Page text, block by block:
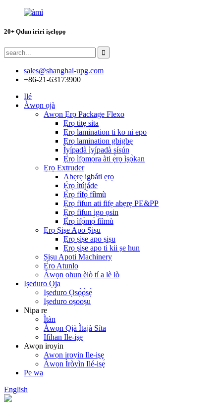
20+ Ọdun iriri iṣelọpọ
sales@shanghai-upg.com
+86-21-63173900
Ilé
Àwọn ọjà
Awọn Ẹrọ Package Flexo
Ẹrọ titẹ sita
Ẹrọ lamination ti ko ni epo
Ẹrọ lamination gbigbẹ
Ìyípadà ìyípadà sísún
Ẹ̀rọ ìfọmọ́ra àti ẹ̀rọ ìṣọ̀kan
Ẹrọ Extruder
Abẹrẹ igbáti ẹrọ
Ẹ̀rọ ìtújáde
Ẹ̀rọ fífọ́ fíìmù
Ẹrọ fifun ati fifẹ abẹrẹ PE&PP
Ẹrọ fifun igo ọsin
Ẹ̀rọ ìfọ́mọ́ fíìmù
Ẹrọ Ṣiṣe Apo Ṣiṣu
Ẹrọ ṣiṣe apo ṣiṣu
Ẹrọ ṣiṣe apo ti kii ṣe hun
Ṣiṣu Apoti Machinery
Ẹ̀rọ Atunlo
Àwọn ohun èlò tí a lè lò
Iṣeduro Ọja
Iṣeduro Ọsọ̀ọ̀sẹ̀
Iṣeduro oṣooṣu
Nipa re
Ìtàn
Àwọn Ọjà Ìtajà Síta
Ifihan Ile-iṣẹ
Awọn iroyin
Awọn iroyin Ile-iṣẹ
Àwọn Ìròyìn Ilé-iṣẹ́
Pe wa
English